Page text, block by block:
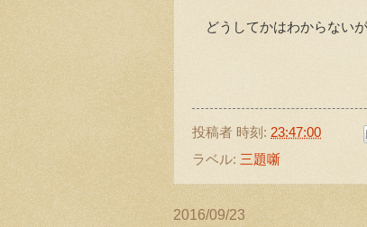
どうしてかはわからない
投稿者 時刻: 23:47:00
ラベル: 三題噺
2016/09/23